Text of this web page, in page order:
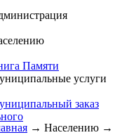
Памяти
услуги
заказ
→ Населению →